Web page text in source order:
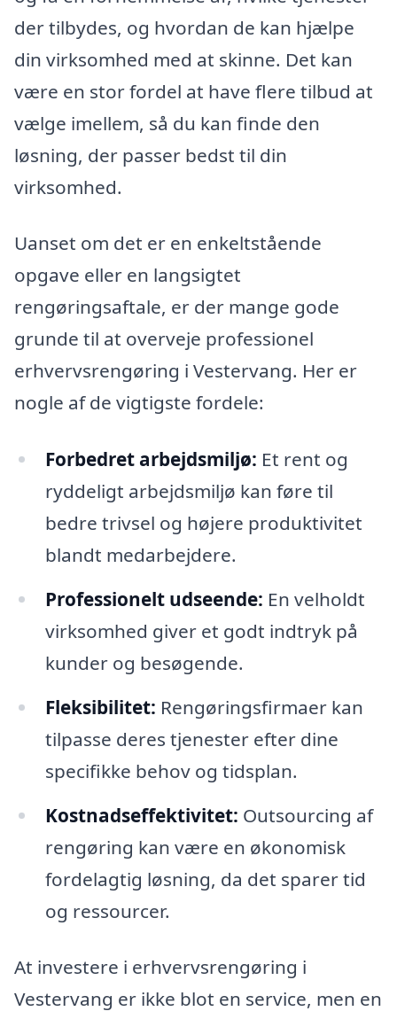
der tilbydes, og hvordan de kan hjælpe
din virksomhed med at skinne. Det kan
være en stor fordel at have flere tilbud at
vælge imellem, så du kan finde den
løsning, der passer bedst til din
virksomhed.
Uanset om det er en enkeltstående
opgave eller en langsigtet
rengøringsaftale, er der mange gode
grunde til at overveje professionel
erhvervsrengøring i Vestervang. Her er
nogle af de vigtigste fordele:
Forbedret arbejdsmiljø: Et rent og
ryddeligt arbejdsmiljø kan føre til
bedre trivsel og højere produktivitet
blandt medarbejdere.
Professionelt udseende: En velholdt
virksomhed giver et godt indtryk på
kunder og besøgende.
Fleksibilitet: Rengøringsfirmaer kan
tilpasse deres tjenester efter dine
specifikke behov og tidsplan.
Kostnadseffektivitet: Outsourcing af
rengøring kan være en økonomisk
fordelagtig løsning, da det sparer tid
og ressourcer.
At investere i erhvervsrengøring i
Vestervang er ikke blot en service, men en